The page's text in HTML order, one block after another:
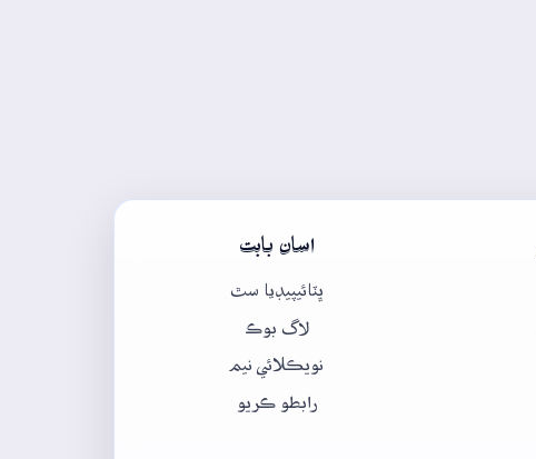
اسان بابت
ڀٽائيپيڊيا سٿ
لاگ بوڪ
نويڪلائي نيم
رابطو ڪريو